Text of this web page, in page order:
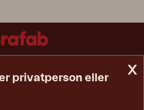
x
privatperson eller